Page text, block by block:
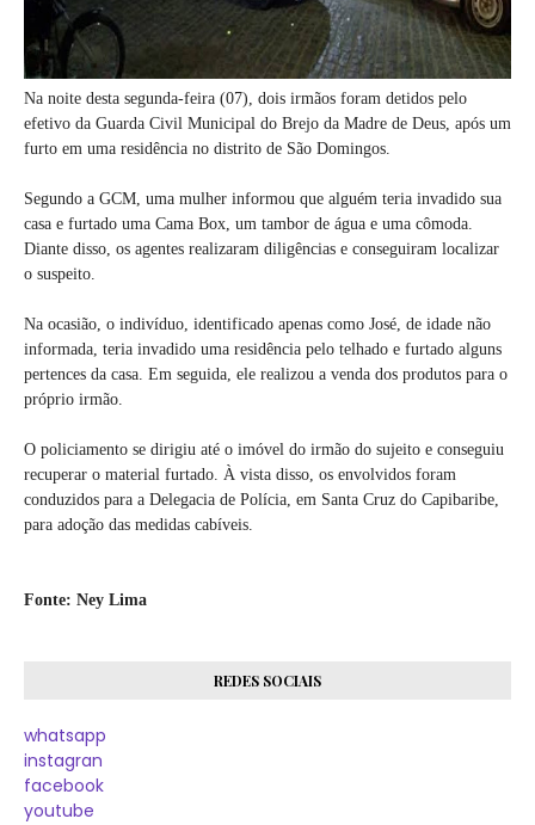
Na noite desta segunda-feira (07), dois irmãos foram detidos pelo
efetivo da Guarda Civil Municipal do Brejo da Madre de Deus, após um
furto em uma residência no distrito de São Domingos.
Segundo a GCM, uma mulher informou que alguém teria invadido sua
casa e furtado uma Cama Box, um tambor de água e uma cômoda.
Diante disso, os agentes realizaram diligências e conseguiram localizar
o suspeito.
Na ocasião, o indivíduo, identificado apenas como José, de idade não
informada, teria invadido uma residência pelo telhado e furtado alguns
pertences da casa. Em seguida, ele realizou a venda dos produtos para o
próprio irmão.
O policiamento se dirigiu até o imóvel do irmão do sujeito e conseguiu
recuperar o material furtado. À vista disso, os envolvidos foram
conduzidos para a Delegacia de Polícia, em Santa Cruz do Capibaribe,
para adoção das medidas cabíveis.
Fonte: Ney Lima
REDES SOCIAIS
whatsapp
instagran
facebook
youtube